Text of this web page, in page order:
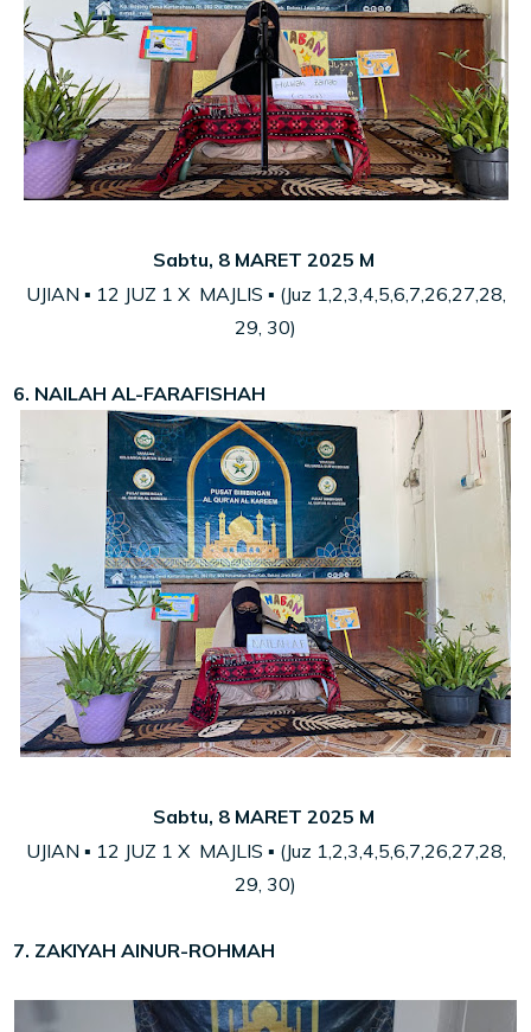
Sabtu, 8 MARET 2025 M
UJIAN ▪ 12 JUZ 1 X MAJLIS ▪ (Juz 1,2,3,4,5,6,7,26,27,28,
29, 30)
6. NAILAH AL-FARAFISHAH
Sabtu, 8 MARET 2025 M
UJIAN ▪ 12 JUZ 1 X MAJLIS ▪ (Juz 1,2,3,4,5,6,7,26,27,28,
29, 30)
7. ZAKIYAH AINUR-ROHMAH